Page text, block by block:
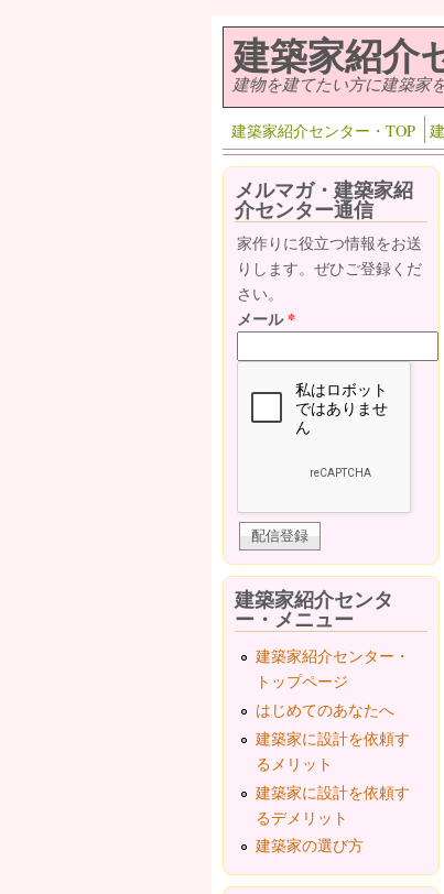
建築家紹介
建物を建てたい方に建築家
建築家紹介センター・TOP
メルマガ・建築家紹
介センター通信
家作りに役立つ情報をお送
りします。ぜひご登録くだ
さい。
メール*
建築家紹介センタ
ー・メニュー
建築家紹介センター・
トップページ
はじめてのあなたへ
建築家に設計を依頼す
るメリット
建築家に設計を依頼す
るデメリット
建築家の選び方